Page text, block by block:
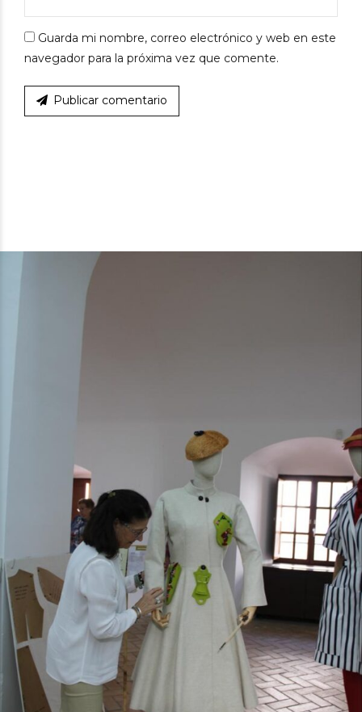
Guarda mi nombre, correo electrónico y web en este
navegador para la próxima vez que comente.
Publicar comentario